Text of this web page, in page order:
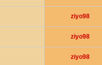
ziyo98
ziyo98
ziyo98